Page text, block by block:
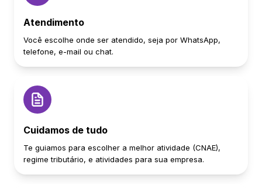
Atendimento
Você escolhe onde ser atendido, seja por WhatsApp,
telefone, e-mail ou chat.
Cuidamos de tudo
Te guiamos para escolher a melhor atividade (CNAE),
regime tributário, e atividades para sua empresa.